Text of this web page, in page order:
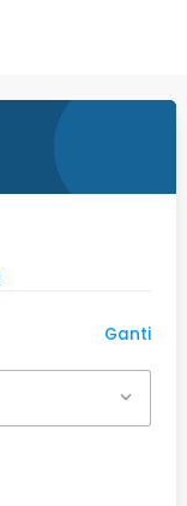
Ganti